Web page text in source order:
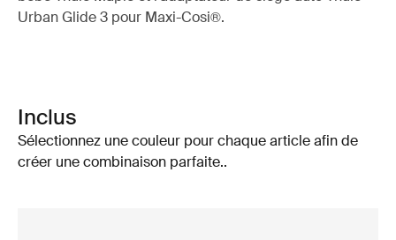
Urban Glide 3 pour Maxi-Cosi®.
Inclus
Sélectionnez une couleur pour chaque article afin de
créer une combinaison parfaite..